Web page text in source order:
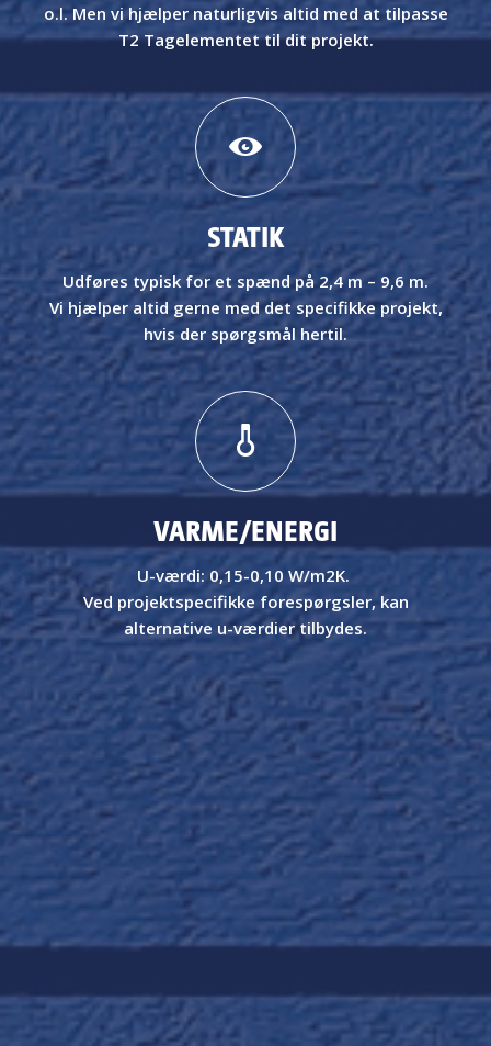
o.l.Men vi hjælper naturligvis altid med at tilpasse
T2 Tagelementet til dit projekt.
STATIK
Udføres typisk for et spænd på 2,4 m – 9,6 m.
Vi hjælper altid gerne med det specifikke projekt,
hvisder spørgsmål hertil.
VARME/ENERGI
U-værdi: 0,15-0,10 W/m2K.
Ved projektspecifikke forespørgsler, kan
alternative u-værdier tilbydes.